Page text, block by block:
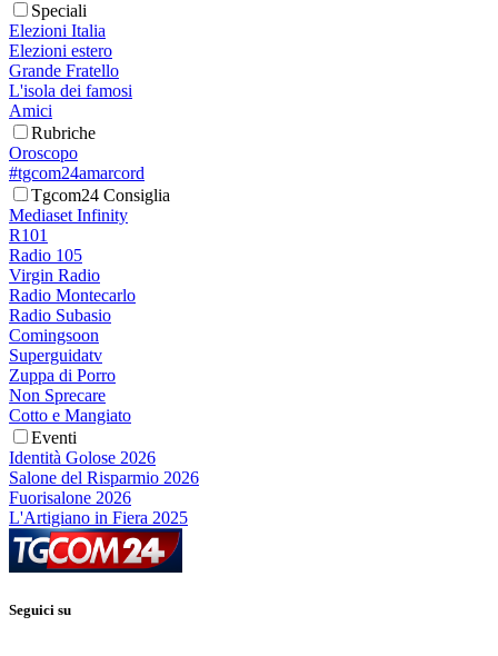
Speciali
Elezioni Italia
Elezioni estero
Grande Fratello
L'isola dei famosi
Amici
Rubriche
Oroscopo
#tgcom24amarcord
Tgcom24 Consiglia
Mediaset Infinity
R101
Radio 105
Virgin Radio
Radio Montecarlo
Radio Subasio
Comingsoon
Superguidatv
Zuppa di Porro
Non Sprecare
Cotto e Mangiato
Eventi
Identità Golose 2026
Salone del Risparmio 2026
Fuorisalone 2026
L'Artigiano in Fiera 2025
Seguici su